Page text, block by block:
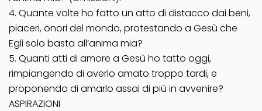
4. Quante volte ho fatto un atto di distacco dai beni,
piaceri, onori del mondo, protestando a Gesù che
Egli solo basta all’anima mia?
5. Quanti atti di amore a Gesù ho tatto oggi,
rimpiangendo di averlo amato troppo tardi, e
proponendo di amarlo assai di più in avvenire?
ASPIRAZIONI